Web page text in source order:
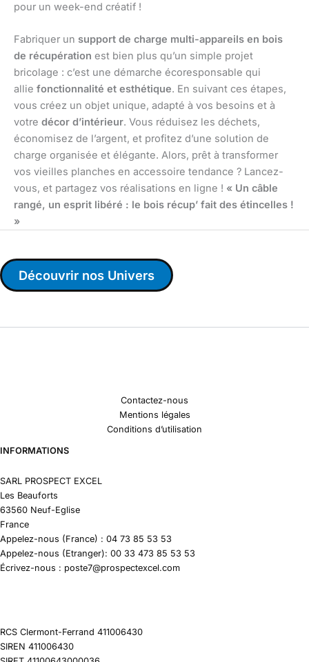
pour un week-end créatif !
Fabriquer un support de charge multi-appareils en bois
de récupération est bien plus qu’un simple projet
bricolage : c’est une démarche écoresponsable qui
allie fonctionnalité et esthétique. En suivant ces étapes,
vous créez un objet unique, adapté à vos besoins et à
votre décor d’intérieur. Vous réduisez les déchets,
économisez de l’argent, et profitez d’une solution de
charge organisée et élégante. Alors, prêt à transformer
vos vieilles planches en accessoire tendance ? Lancez-
vous, et partagez vos réalisations en ligne ! « Un câble
rangé, un esprit libéré : le bois récup’ fait des étincelles !
»
Découvrir nos Univers
Contactez-nous
Mentions légales
Conditions d’utilisation
INFORMATIONS
SARL PROSPECT EXCEL
Les Beauforts
63560 Neuf-Eglise
France
Appelez-nous (France) : 04 73 85 53 53
Appelez-nous (Etranger): 00 33 473 85 53 53
Écrivez-nous : poste7@prospectexcel.com
RCS Clermont-Ferrand 411006430
SIREN 411006430